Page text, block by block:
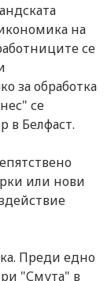
на
се
за обработка
се
в Белфаст.
или нови
Преди едно
"Смута" в